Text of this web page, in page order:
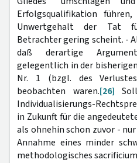
Erfolgsqualifikation
Unwertgehalt der Tat
Betrachter gering scheint. -
daß derartige
gelegentlich in der
Nr. 1 (bzgl. des
beobachten waren.[26]
Individualisierungs-
in Zukunft für die
als ohnehin schon zuvor - nur
Annahme eines minder
methodologisches